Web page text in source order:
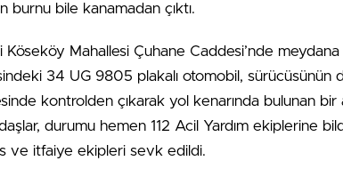
burnu bile kanamadan çıktı.
Köseköy Mahallesi Çuhane Caddesi’nde
34 UG 9805 plakalı otomobil, sürücüsünün
kontrolden çıkarak yol kenarında bulunan bir
durumu hemen 112 Acil Yardım ekiplerine
ve itfaiye ekipleri sevk edildi.